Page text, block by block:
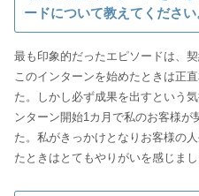
ードについて教えてください
最も印象的だったエピソードは、
このインターンを始めたときは正
た。しかし必ず成果を出すという
ンターン開始1カ月で私のお客様が
た。私がきっかけとなりお客様の
たときはとてもやりがいを感じまし